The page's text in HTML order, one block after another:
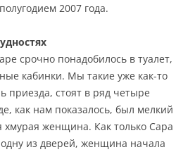
2007 года.
срочно понадобилось в туалет,
кабинки. Мы такие уже как-то
приезда, стоят в ряд четыре
как нам показалось, был мелкий
хмурая женщина. Как только Сара
из дверей, женщина начала